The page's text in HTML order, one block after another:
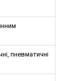
пневматичні